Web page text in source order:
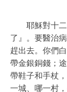
耶穌對十
了』。要醫治
趕出去。你們
帶金銀銅錢；
帶鞋子和手杖
一城、哪一村